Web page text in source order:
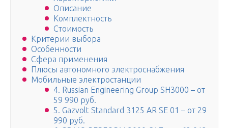
Описание
Комплектность
Стоимость
Критерии выбора
Особенности
Сфера применения
Плюсы автономного электроснабжения
Мобильные электростанции
4. Russian Engineering Group SH3000 – от
59 990 руб.
5. Gazvolt Standard 3125 АR SE 01 – от 29
990 руб.